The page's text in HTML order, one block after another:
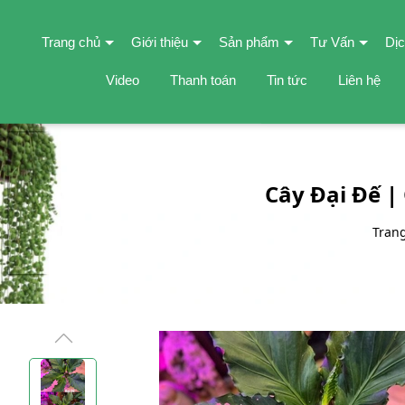
Trang chủ Giới thiệu Sản phẩm Tư Vấn
Video Thanh toán Tin tức Liên hệ
Cây Đại Đế |